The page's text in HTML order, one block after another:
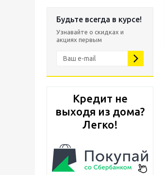
Будьте всегда в курсе!
Узнавайте о скидках и
акциях первым
Кредит не
выходя из дома?
Легко!